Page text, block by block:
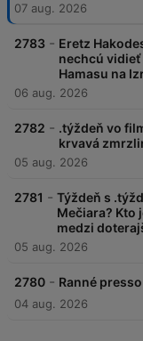
07 aug. 2026
2783 - Eretz
nechcú
Hamasu na
06 aug. 2026
2782 - .týždeň vo
krvavá
05 aug. 2026
2781 - Týždeň s
Mečiara? Kto
medzi
05 aug. 2026
2780 - Ranné
04 aug. 2026